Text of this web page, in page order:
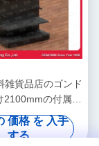
雑貨品店のゴンド
2100mmの付属品
陳列だな
価格 を 入手
する